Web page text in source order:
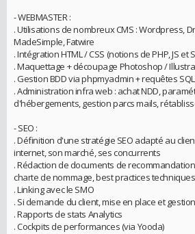
- WEBMASTER :
. Utilisations de nombreux CMS : Wordpress,
MadeSimple, Fatwire
. Intégration HTML / CSS (notions de PHP, JS et
. Maquettage + découpage Photoshop /
. Gestion BDD via phpmyadmin + requêtes SQL
. Administration infra web : achat NDD,
d'hébergements, gestion parcs mails,
- SEO :
. Définition d'une stratégie SEO adapté au
internet, son marché, ses concurrents
. Rédaction de documents de
charte de nommage, best practices
. Linking avec le SMO
. Si demande du client, mise en place et
. Rapports de stats Analytics
. Cockpits de performances (via Yooda)